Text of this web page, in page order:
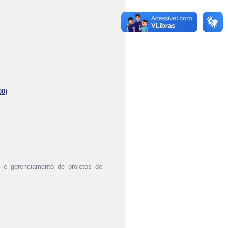
gerenciamento de projetos de